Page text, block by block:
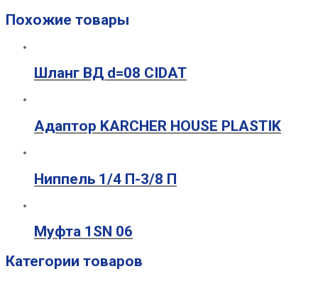
Похожие товары
Шланг ВД d=08 CIDAT
Адаптор KARCHER HOUSE PLASTIK
Ниппель 1/4 П-3/8 П
Муфта 1SN 06
Категории товаров